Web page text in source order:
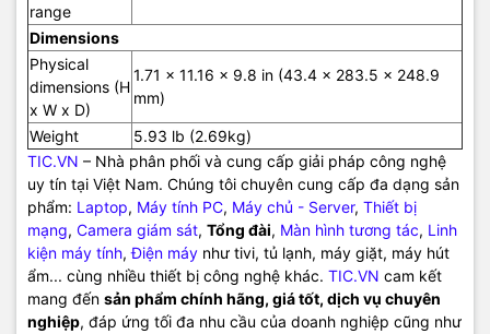
range
Dimensions
Physical
dimensions (H
x W x D)
1.71 x 11.16 x 9.8 in (43.4 x 283.5 x 248.9
mm)
Weight
5.93 lb (2.69kg)
TIC.VN – Nhà phân phối và cung cấp giải pháp công nghệ
uy tín tại Việt Nam. Chúng tôi chuyên cung cấp đa dạng sản
phẩm: Laptop, Máy tính PC, Máy chủ - Server, Thiết bị
mạng, Camera giám sát, Tổng đài, Màn hình tương tác, Linh
kiện máy tính,Điện máy như tivi, tủ lạnh, máy giặt, máy hút
ẩm... cùng nhiều thiết bị công nghệ khác. TIC.VN cam kết
mang đến sản phẩm chính hãng, giá tốt, dịch vụ chuyên
nghiệp, đáp ứng tối đa nhu cầu của doanh nghiệp cũng như